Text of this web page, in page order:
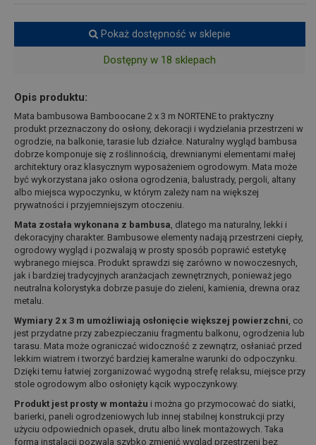
Pokaż dostępność w sklepie
Dostępny w 18 sklepach
Opis produktu:
Mata bambusowa Bamboocane 2 x 3 m NORTENE to praktyczny
produkt przeznaczony do osłony, dekoracji i wydzielania przestrzeni w
ogrodzie, na balkonie, tarasie lub działce. Naturalny wygląd bambusa
dobrze komponuje się z roślinnością, drewnianymi elementami małej
architektury oraz klasycznym wyposażeniem ogrodowym. Mata może
być wykorzystana jako osłona ogrodzenia, balustrady, pergoli, altany
albo miejsca wypoczynku, w którym zależy nam na większej
prywatności i przyjemniejszym otoczeniu.
Mata została wykonana z bambusa , dlatego ma naturalny, lekki i
dekoracyjny charakter. Bambusowe elementy nadają przestrzeni ciepły,
ogrodowy wygląd i pozwalają w prosty sposób poprawić estetykę
wybranego miejsca. Produkt sprawdzi się zarówno w nowoczesnych,
jak i bardziej tradycyjnych aranżacjach zewnętrznych, ponieważ jego
neutralna kolorystyka dobrze pasuje do zieleni, kamienia, drewna oraz
metalu.
Wymiary 2 x 3 m umożliwiają osłonięcie większej powierzchni , co
jest przydatne przy zabezpieczaniu fragmentu balkonu, ogrodzenia lub
tarasu. Mata może ograniczać widoczność z zewnątrz, osłaniać przed
lekkim wiatrem i tworzyć bardziej kameralne warunki do odpoczynku.
Dzięki temu łatwiej zorganizować wygodną strefę relaksu, miejsce przy
stole ogrodowym albo osłonięty kącik wypoczynkowy.
Produkt jest prosty w montażu i można go przymocować do siatki,
barierki, paneli ogrodzeniowych lub innej stabilnej konstrukcji przy
użyciu odpowiednich opasek, drutu albo linek montażowych. Taka
forma instalacji pozwala szybko zmienić wygląd przestrzeni bez